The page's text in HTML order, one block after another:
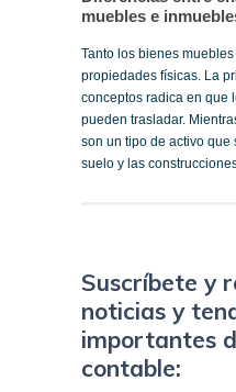
muebles e
Tanto los bienes
propiedades físicas. La
conceptos radica en que
pueden trasladar.
son un tipo de activo que
suelo y las